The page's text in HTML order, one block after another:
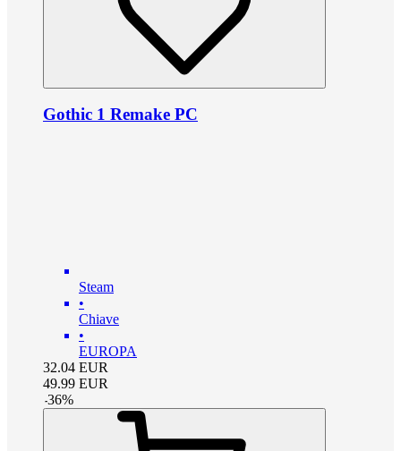
Gothic 1 Remake PC
Steam
•
Chiave
•
EUROPA
32.04 EUR
49.99 EUR
-36%